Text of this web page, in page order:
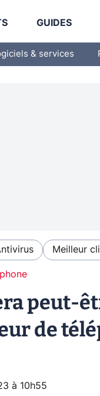
GUIDES
& services
Meilleur
peut-
de
à 10h55